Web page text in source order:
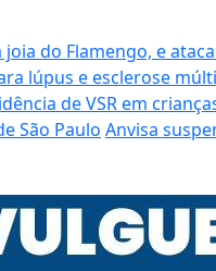
do Flamengo, e
lúpus e esclerose
de VSR em
São Paulo Anvisa